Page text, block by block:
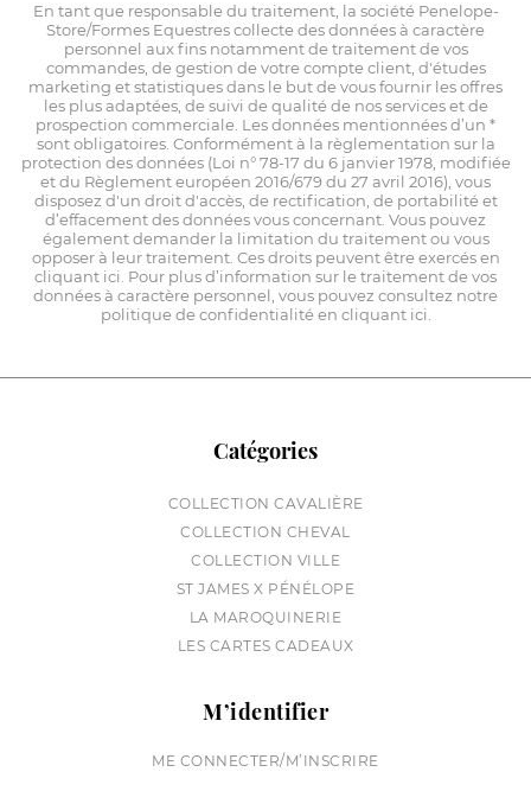
En tant que responsable du traitement, la société Penelope-
Store/Formes Equestres collecte des données à caractère
personnel aux fins notamment de traitement de vos
commandes, de gestion de votre compte client, d'études
marketing et statistiques dans le but de vous fournir les offres
les plus adaptées, de suivi de qualité de nos services et de
prospection commerciale. Les données mentionnées d’un *
sont obligatoires. Conformément à la règlementation sur la
protection des données (Loi n° 78-17 du 6 janvier 1978, modifiée
et du Règlement européen 2016/679 du 27 avril 2016), vous
disposez d'un droit d'accès, de rectification, de portabilité et
d’effacement des données vous concernant. Vous pouvez
également demander la limitation du traitement ou vous
opposer à leur traitement. Ces droits peuvent être exercés en
cliquant ici. Pour plus d’information sur le traitement de vos
données à caractère personnel, vous pouvez consultez notre
politique de confidentialité en cliquant ici.
Catégories
COLLECTION CAVALIÈRE
COLLECTION CHEVAL
COLLECTION VILLE
ST JAMES X PÉNÉLOPE
LA MAROQUINERIE
LES CARTES CADEAUX
M’identifier
ME CONNECTER/M’INSCRIRE